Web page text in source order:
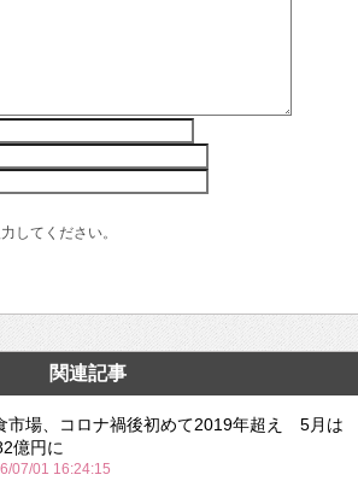
してください。
関連記事
市場、コロナ禍後初めて2019年超え 5月は
億円に
07/01 16:24:15